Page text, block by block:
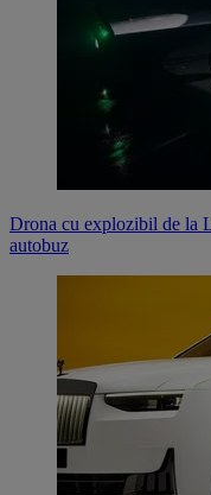
Drona cu explozibil de la
autobuz